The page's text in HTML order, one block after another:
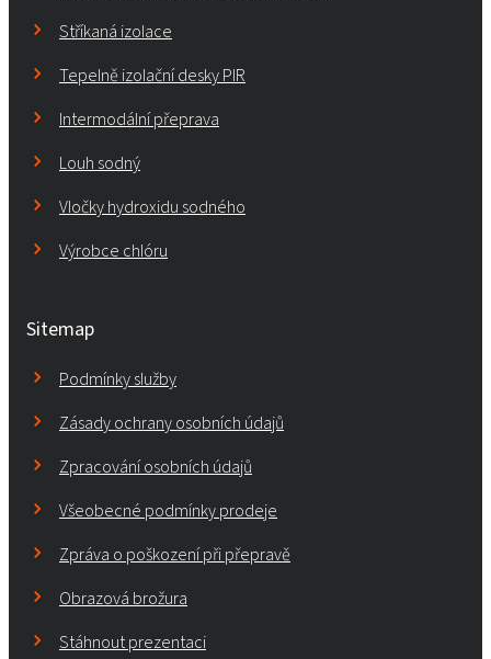
Stříkaná izolace
Tepelně izolační desky PIR
Intermodální přeprava
Louh sodný
Vločky hydroxidu sodného
Výrobce chlóru
Sitemap
Podmínky služby
Zásady ochrany osobních údajů
Zpracování osobních údajů
Všeobecné podmínky prodeje
Zpráva o poškození při přepravě
Obrazová brožura
Stáhnout prezentaci